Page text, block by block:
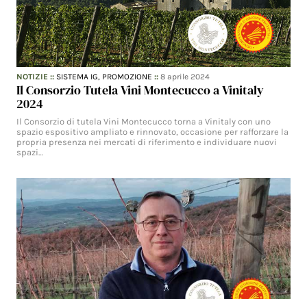
NOTIZIE :: SISTEMA IG, PROMOZIONE ::8 aprile 2024
Il Consorzio Tutela Vini Montecucco a Vinitaly
2024
Il Consorzio di tutela Vini Montecucco torna a Vinitaly con uno
spazio espositivo ampliato e rinnovato, occasione per rafforzare la
propria presenza nei mercati di riferimento e individuare nuovi
spazi…